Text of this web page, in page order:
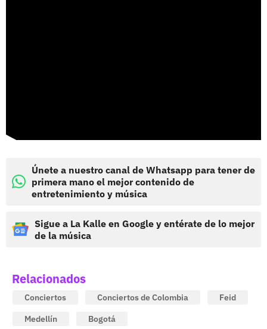
Únete a nuestro canal de Whatsapp para tener de
primera mano el mejor contenido de
entretenimiento y música
Sigue a La Kalle en Google y entérate de lo mejor
de la música
Relacionados
Conciertos Conciertos de Colombia
Feid
Medellín
Bogotá